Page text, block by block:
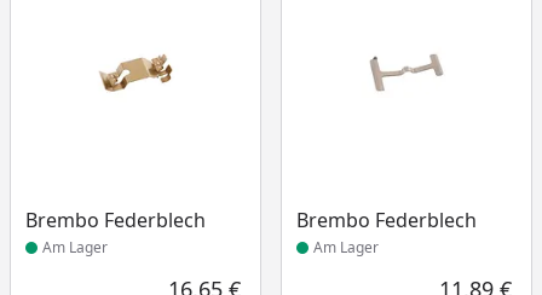
Brembo Federblech
Produkt am Lager
Am Lager
16,65 €
Brembo Federblech
Produkt am Lager
Am Lager
11,89 €